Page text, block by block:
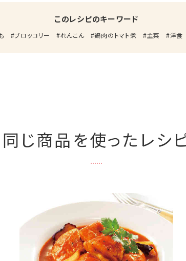
このレシピのキーワード
ブロッコリー れんこん 鶏肉のトマト煮 主菜 洋食
同じ商品を使ったレシ